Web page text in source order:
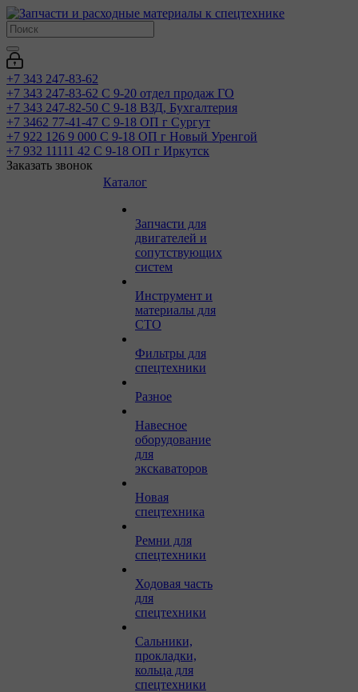
+7 343 247-83-62
+7 343 247-83-62 С 9-20 отдел продаж ГО
+7 343 247-82-50 С 9-18 ВЗД, Бухгалтерия
+7 3462 77-41-47 С 9-18 ОП г Сургут
+7 922 126 9 000 С 9-18 ОП г Новый Уренгой
+7 932 11111 42 С 9-18 ОП г Иркутск
Заказать звонок
Каталог
Запчасти для
двигателей и
сопутствующих
систем
Инструмент и
материалы для
СТО
Фильтры для
спецтехники
Разное
Навесное
оборудование
для
экскаваторов
Новая
спецтехника
Ремни для
спецтехники
Ходовая часть
для
спецтехники
Сальники,
прокладки,
кольца для
спецтехники